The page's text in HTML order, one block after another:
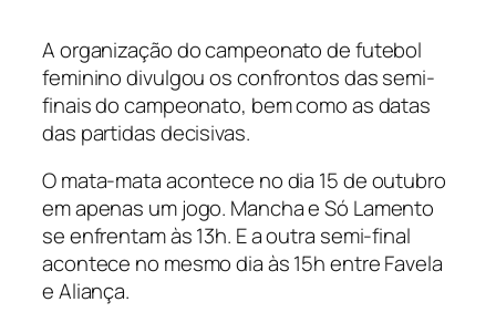
A organização do campeonato de futebol
feminino divulgou os confrontos das semi-
finais do campeonato, bem como as datas
das partidas decisivas.
O mata-mata acontece no dia 15 de outubro
em apenas um jogo. Mancha e Só Lamento
se enfrentam às 13h. E a outra semi-final
acontece no mesmo dia às 15h entre Favela
e Aliança.